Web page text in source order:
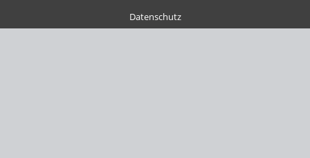
Datenschutz